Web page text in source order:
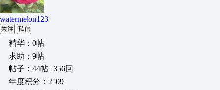
watermelon123
关注 私信
精华：0帖
求助：9帖
帖子：44帖 | 356回
年度积分：2509